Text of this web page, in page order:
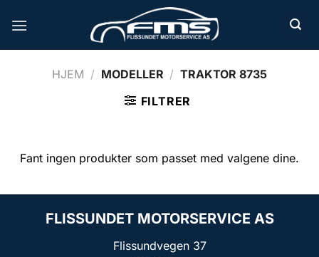
HJEM / MODELLER / TRAKTOR 8735
FILTRER
Fant ingen produkter som passet med valgene dine.
FLISSUNDET MOTORSERVICE AS
Flissundvegen 37